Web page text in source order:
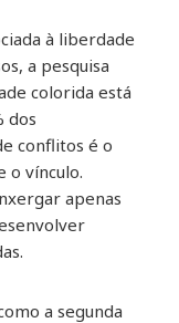
à liberdade
a pesquisa
colorida está
dos
conflitos é o
o vínculo.
apenas
a segunda